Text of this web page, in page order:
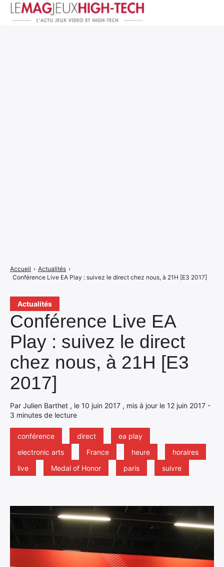
Actualités
Conférence Live EA
Play : suivez le direct
chez nous, à 21H [E3
2017]
Par Julien Barthet , le 10 juin 2017 , mis à jour le 12 juin 2017 -
3 minutes de lecture
conférence direct
ea play
electronic arts
France heure
horaires
live
Medal of Honor paris suivre
Accueil › Actualités ›
Conférence Live EA Play : suivez le direct chez nous, à 21H [E3 2017]